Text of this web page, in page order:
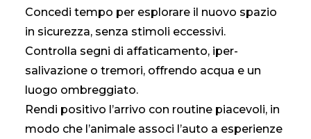
Concedi tempo per esplorare il nuovo spazio
in sicurezza, senza stimoli eccessivi.
Controlla segni di affaticamento, iper-
salivazione o tremori, offrendo acqua e un
luogo ombreggiato.
Rendi positivo l’arrivo con routine piacevoli, in
modo che l’animale associ l’auto a esperienze